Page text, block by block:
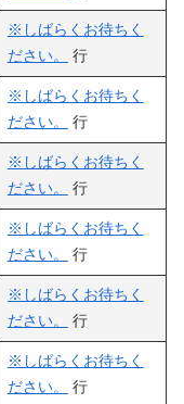
※しばらくお待ちく
ださい。
行
※しばらくお待ちく
ださい。
行
※しばらくお待ちく
ださい。
行
※しばらくお待ちく
ださい。
行
※しばらくお待ちく
ださい。
行
※しばらくお待ちく
ださい。
行